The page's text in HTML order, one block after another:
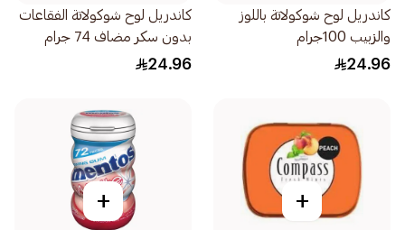
كاندريل لوح شوكولاتة باللوز
والزبيب 100جرام
24.96
كاندريل لوح شوكولاتة الفقاعات
بدون سكر مضاف 74 جرام
24.96
+
+